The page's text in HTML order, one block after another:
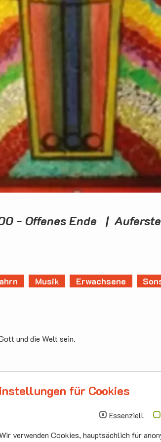
- Offenes Ende |
Musik Erwachsene
und die Welt sein.
Hallbergmoos
Emmauskirche Hallbergmoos
85399 Hallbergmoos
für Cookies
Essenziell
verwenden Cookies, hauptsächlich für